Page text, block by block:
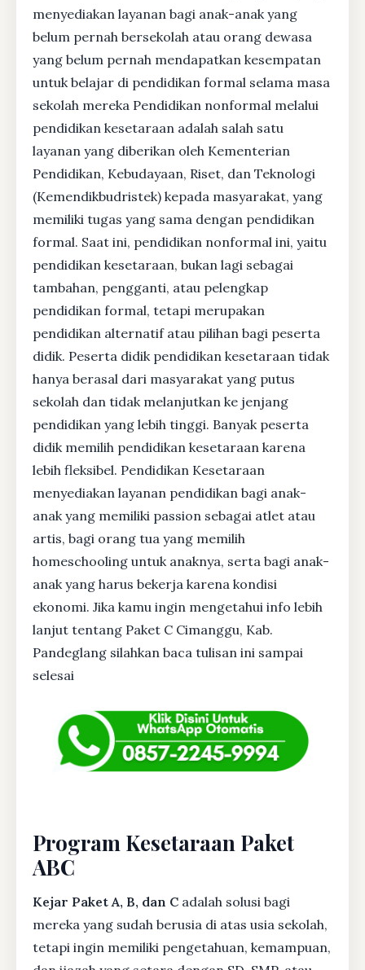
menyediakan layanan bagi anak-anak yang
belum pernah bersekolah atau orang dewasa
yang belum pernah mendapatkan kesempatan
untuk belajar di pendidikan formal selama masa
sekolah mereka Pendidikan nonformal melalui
pendidikan kesetaraan adalah salah satu
layanan yang diberikan oleh Kementerian
Pendidikan, Kebudayaan, Riset, dan Teknologi
(Kemendikbudristek) kepada masyarakat, yang
memiliki tugas yang sama dengan pendidikan
formal. Saat ini, pendidikan nonformal ini, yaitu
pendidikan kesetaraan, bukan lagi sebagai
tambahan, pengganti, atau pelengkap
pendidikan formal, tetapi merupakan
pendidikan alternatif atau pilihan bagi peserta
didik. Peserta didik pendidikan kesetaraan tidak
hanya berasal dari masyarakat yang putus
sekolah dan tidak melanjutkan ke jenjang
pendidikan yang lebih tinggi. Banyak peserta
didik memilih pendidikan kesetaraan karena
lebih fleksibel. Pendidikan Kesetaraan
menyediakan layanan pendidikan bagi anak-
anak yang memiliki passion sebagai atlet atau
artis, bagi orang tua yang memilih
homeschooling untuk anaknya, serta bagi anak-
anak yang harus bekerja karena kondisi
ekonomi. Jika kamu ingin mengetahui info lebih
lanjut tentang Paket C Cimanggu, Kab.
Pandeglang silahkan baca tulisan ini sampai
selesai
Program Kesetaraan Paket
ABC
Kejar Paket A, B, dan C adalah solusi bagi
mereka yang sudah berusia di atas usia sekolah,
tetapi ingin memiliki pengetahuan, kemampuan,